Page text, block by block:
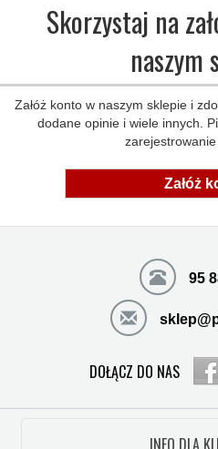
Skorzystaj na
naszym
Załóż konto w naszym sklepie i
dodane opinie i wiele innych.
Załóż
95
DOŁĄCZ DO NAS
INFO DLA